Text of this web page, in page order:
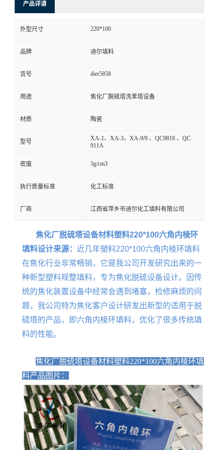
产品详请
外型尺寸 220*100
品牌 迪尔填料
货号 dier5858
用途 焦化厂脱硫塔洗苯塔设备
材质 陶瓷
型号
XA-1、XA-3、XA-9/9 、QC9818 、QC
911A
密度 3g/cm3
执行质量标准 化工标准
厂商 江西省萍乡市迪尔化工填料有限公司
焦化厂脱硫塔设备材料塑料220*100六角内棱环
填料设计来源： 近几年塑料220*100六角内棱环填料
在焦化行业非常畅销，它是我公司开发研究出来的一
种新型塑料规整填料，专为焦化脱硫设备设计。因传
统的焦化装置设备中经常会遇到堵塞，检修麻烦的问
题，我公司特为焦化客户设计研发出新型的适用于脱
硫塔的产品，即六角内棱环填料，优化了很多传统填
料的性能。
焦化厂脱硫塔设备材料塑料220*100六角内棱环填
料产品图片：